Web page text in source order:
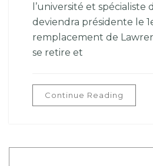
l’université et spécialiste
deviendra présidente le
remplacement de
se retire et
Continue Reading